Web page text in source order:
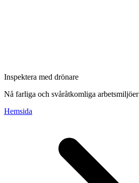
Inspektera med drönare
Nå farliga och svåråtkomliga arbetsmiljöer
Hemsida